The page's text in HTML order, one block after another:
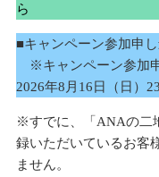
ら
■キャンペーン参加申
※キャンペーン参加申
2026年8月16日（日）
※すでに、「ANAの二
録いただいているお客
ません。